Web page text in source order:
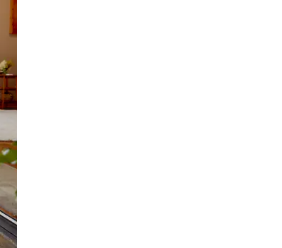
faisant glisser.